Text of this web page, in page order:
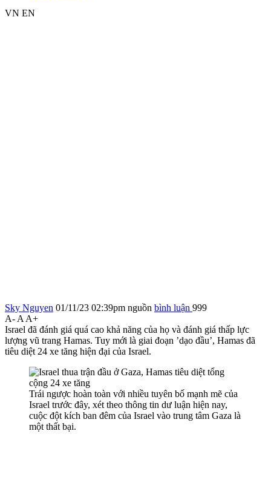
VN EN
Sky Nguyen 01/11/23 02:39pm nguồn bình luận 999
A- A A+
Israel đã đánh giá quá cao khả năng của họ và đánh giá thấp lực
lượng vũ trang Hamas. Tuy mới là giai đoạn ’dạo đầu’, Hamas đã
tiêu diệt 24 xe tăng hiện đại của Israel.
Trái ngược hoàn toàn với nhiều tuyên bố mạnh mẽ của
Israel trước đây, xét theo thông tin dư luận hiện nay,
cuộc đột kích ban đêm của Israel vào trung tâm Gaza là
một thất bại.